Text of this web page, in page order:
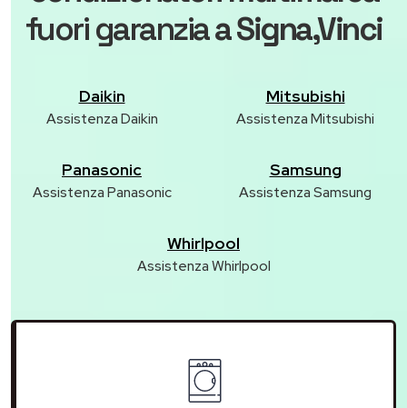
fuori garanziaa Signa,Vinci
Daikin
Assistenza Daikin
Mitsubishi
Assistenza Mitsubishi
Panasonic
Assistenza Panasonic
Samsung
Assistenza Samsung
Whirlpool
Assistenza Whirlpool